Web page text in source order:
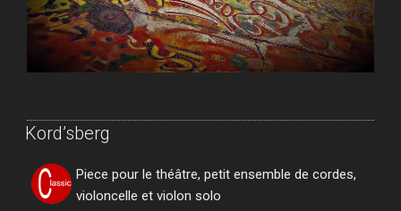
Kord’sberg
Piece pour le théâtre, petit ensemble de cordes,
violoncelle et violon solo